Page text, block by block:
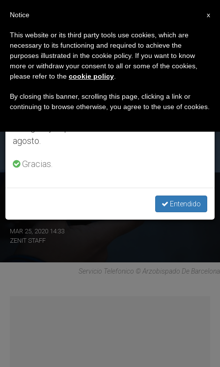
ETIQUETA
Posts Tagged ‘servicio
Tlefónico’
ÚLTIMAS NOTICIAS
España: El arzobispado de Barcelona abre un servicio de
MAR 25, 2020 14:33
ZENIT STAFF
Servicio Telefonico © Arzobispado De Barcelona
×
Aviso importante
Del 27 de julio al 7 de agosto haremos la pausa
anual, aprovechando que en el periodo de verano
se generan menos informaciones y también el
agosto.
Gracias.
Entendido
x
Notice
This website or its third party tools use cookies, which are
necessary to its functioning and required to achieve the
purposes illustrated in the cookie policy. If you want to know
more or withdraw your consent to all or some of the cookies,
please refer to the cookie policy
By closing this banner, scrolling this page, clicking a link or
continuing to browse otherwise, you agree to the use of cookies.